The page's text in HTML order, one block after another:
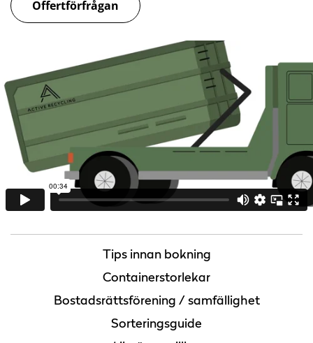
Offertförfrågan
Tips innan bokning
Containerstorlekar
Bostadsrättsförening / samfällighet
Sorteringsguide